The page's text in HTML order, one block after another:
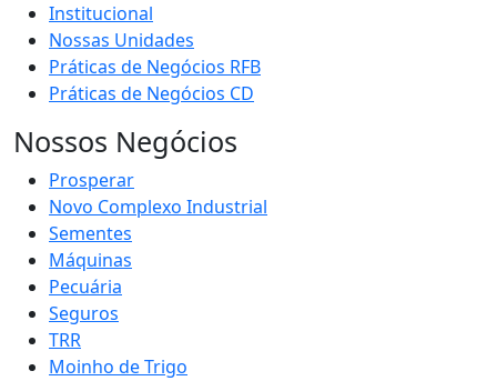
Institucional
Nossas Unidades
Práticas de Negócios RFB
Práticas de Negócios CD
Nossos Negócios
Prosperar
Novo Complexo Industrial
Sementes
Máquinas
Pecuária
Seguros
TRR
Moinho de Trigo